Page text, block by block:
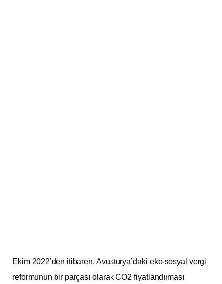
Ekim 2022’den itibaren, Avusturya’daki eko-sosyal vergi
reformunun bir parçası olarak CO2 fiyatlandırması